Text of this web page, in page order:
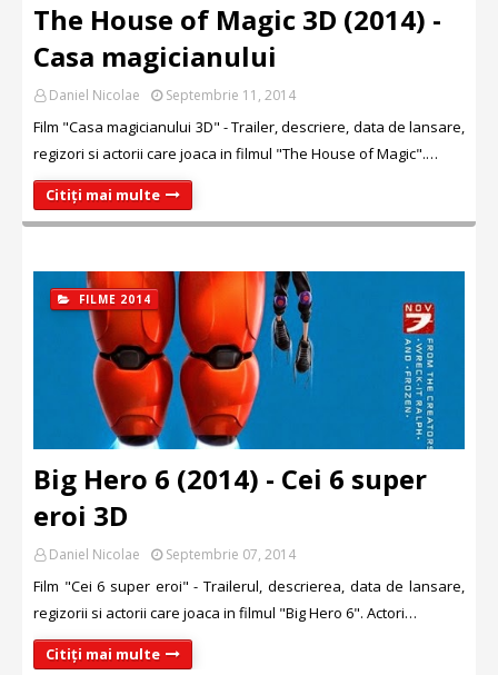
The House of Magic 3D (2014) -
Casa magicianului
Daniel Nicolae Septembrie 11, 2014
Film "Casa magicianului 3D" - Trailer, descriere, data de lansare,
regizori si actorii care joaca in filmul "The House of Magic".…
Citiți mai multe
FILME 2014
Big Hero 6 (2014) - Cei 6 super
eroi 3D
Daniel Nicolae Septembrie 07, 2014
Film "Cei 6 super eroi" - Trailerul, descrierea, data de lansare,
regizorii si actorii care joaca in filmul "Big Hero 6". Actori…
Citiți mai multe